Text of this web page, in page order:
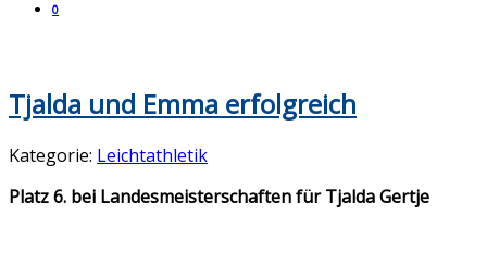
0
Tjalda und Emma erfolgreich
Kategorie: Leichtathletik
Platz 6. bei Landesmeisterschaften für Tjalda Gertje